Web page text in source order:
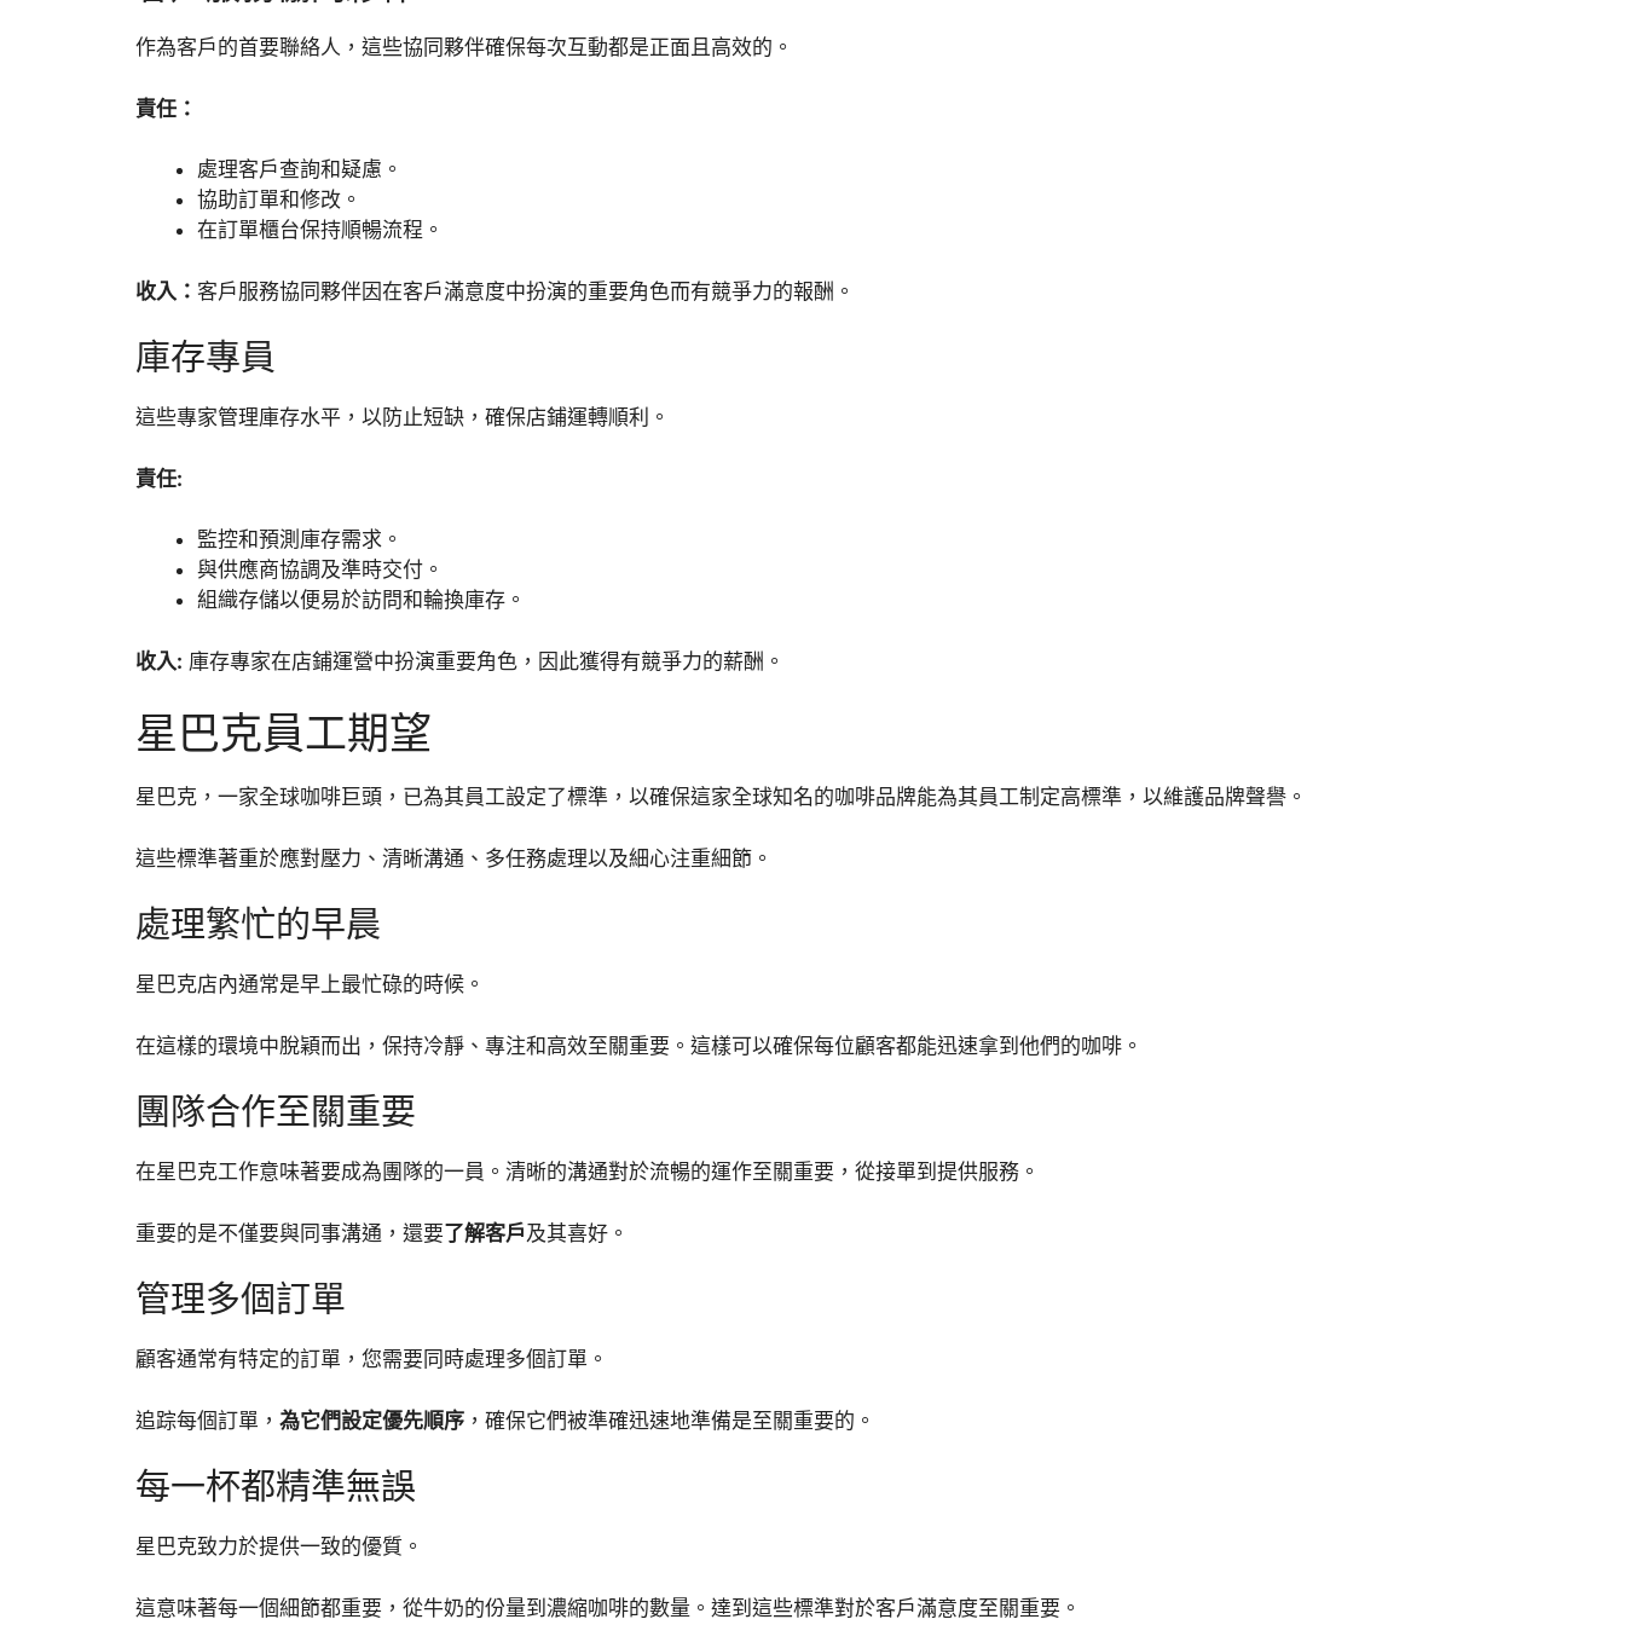
作為客戶的首要聯絡人，這些協同夥伴確保每次互動都是正面且高效的。
責任：
處理客戶查詢和疑慮。
協助訂單和修改。
在訂單櫃台保持順暢流程。
收入： 客戶服務協同夥伴因在客戶滿意度中扮演的重要角色而有競爭力的報酬。
庫存專員
這些專家管理庫存水平，以防止短缺，確保店鋪運轉順利。
責任:
監控和預測庫存需求。
與供應商協調及準時交付。
組織存儲以便易於訪問和輪換庫存。
收入: 庫存專家在店鋪運營中扮演重要角色，因此獲得有競爭力的薪酬。
星巴克員工期望
星巴克，一家全球咖啡巨頭，已為其員工設定了標準，以確保這家全球知名的咖啡品牌能為其員工制定高標準，以維護品牌聲譽。
這些標準著重於應對壓力、清晰溝通、多任務處理以及細心注重細節。
處理繁忙的早晨
星巴克店內通常是早上最忙碌的時候。
在這樣的環境中脫穎而出，保持冷靜、專注和高效至關重要。這樣可以確保每位顧客都能迅速拿到他們的咖啡。
團隊合作至關重要
在星巴克工作意味著要成為團隊的一員。清晰的溝通對於流暢的運作至關重要，從接單到提供服務。
重要的是不僅要與同事溝通，還要了解客戶及其喜好。
管理多個訂單
顧客通常有特定的訂單，您需要同時處理多個訂單。
追踪每個訂單， 為它們設定優先順序 ，確保它們被準確迅速地準備是至關重要的。
每一杯都精準無誤
星巴克致力於提供一致的優質。
這意味著每一個細節都重要，從牛奶的份量到濃縮咖啡的數量。達到這些標準對於客戶滿意度至關重要。